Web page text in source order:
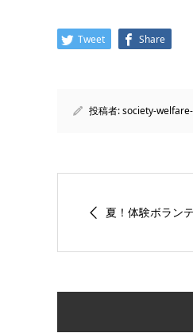
Tweet Share
投稿者:society-
夏！体験ボラン